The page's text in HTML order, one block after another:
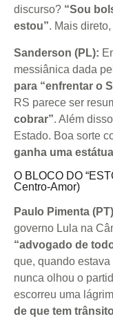
discurso? “Sou
estou”. Mais
Sanderson (PL):
messiânica dada
para “enfrentar o
RS parece ser
cobrar”. Além
Estado. Boa sorte
ganha uma
O BLOCO DO
Centro-Amor)
Paulo Pimenta
governo Lula na
“advogado de
que, quando
nunca olhou o
escorreu uma
de que tem